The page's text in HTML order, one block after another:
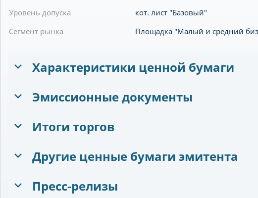
Уровень допуска
кот. лист "Базовый"
Сегмент рынка
Площадка "Малый и средний
Характеристики ценной бумаги
Эмиссионные документы
Итоги торгов
Другие ценные бумаги эмитента
Пресс-релизы